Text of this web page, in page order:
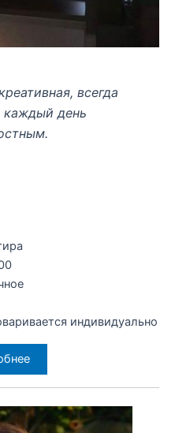
всегда
каждый день
индивидуально